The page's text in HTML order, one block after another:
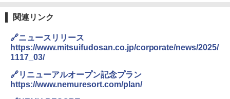
関連リンク
🔗ニュースリリース
https://www.mitsuifudosan.co.jp/corporate/news/2025/
1117_03/
🔗リニューアルオープン記念プラン
https://www.nemuresort.com/plan/